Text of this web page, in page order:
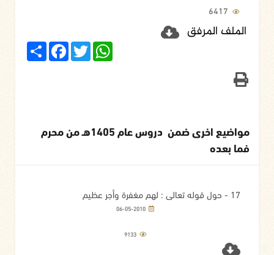
6417
الملف المرفق
Share
FacebookTwitter
WhatsApp
مواضيع اخرى ضمن دروس عام 1405هـ من محرم
فما بعده
17 - حول قوله تعالى : لهم مغفرة وأجر عظيم
06-05-2010
9133